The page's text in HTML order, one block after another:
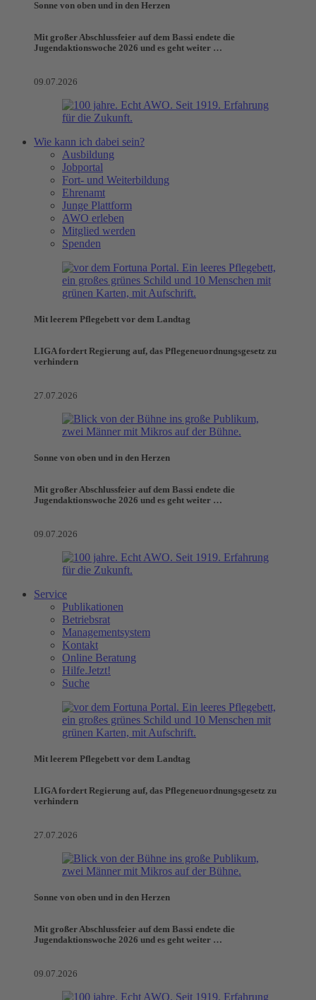
Sonne von oben und in den Herzen
Mit großer Abschlussfeier auf dem Bassi endete die
Jugendaktionswoche 2026 und es geht weiter …
09.07.2026
Wie kann ich dabei sein?
Ausbildung
Jobportal
Fort- und Weiterbildung
Ehrenamt
Junge Plattform
AWO erleben
Mitglied werden
Spenden
Mit leerem Pflegebett vor dem Landtag
LIGA fordert Regierung auf, das Pflegeneuordnungsgesetz zu
verhindern
27.07.2026
Sonne von oben und in den Herzen
Mit großer Abschlussfeier auf dem Bassi endete die
Jugendaktionswoche 2026 und es geht weiter …
09.07.2026
Service
Publikationen
Betriebsrat
Managementsystem
Kontakt
Online Beratung
Hilfe.Jetzt!
Suche
Mit leerem Pflegebett vor dem Landtag
LIGA fordert Regierung auf, das Pflegeneuordnungsgesetz zu
verhindern
27.07.2026
Sonne von oben und in den Herzen
Mit großer Abschlussfeier auf dem Bassi endete die
Jugendaktionswoche 2026 und es geht weiter …
09.07.2026